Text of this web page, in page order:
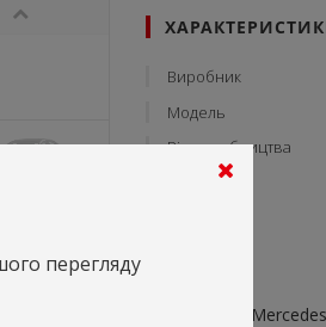
Виробник
Модель
Рік виробництва
Тип кузову
Дзеркала на
перегляду